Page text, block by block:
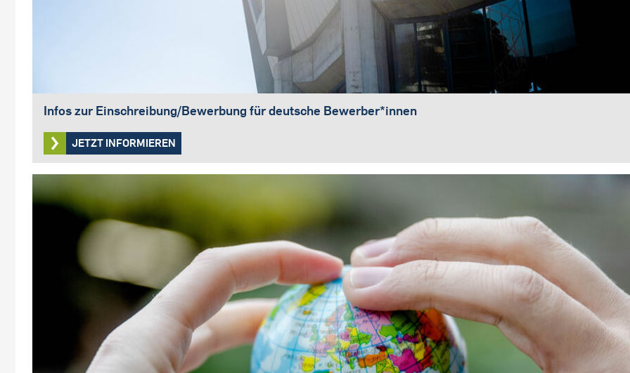
Infos zur Einschreibung/Bewerbung für deutsche Bewerber*innen
JETZT INFORMIEREN